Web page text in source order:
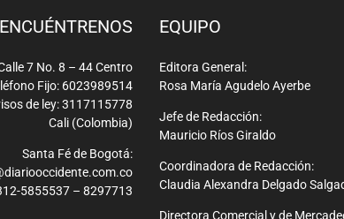
ENCUÉNTRENOS
7 No. 8 – 44 Centro
Fijo: 6023989514
de ley: 3117115778
Cali (Colombia)
Santa Fé de Bogotá:
5855537 – 8297713
EQUIPO
Editora General:
Rosa María Agudelo Ayerbe
Jefe de Redacción:
Mauricio Ríos Giraldo
Coordinadora de Redacción:
Claudia Alexandra Delgado
Directora Comercial y de